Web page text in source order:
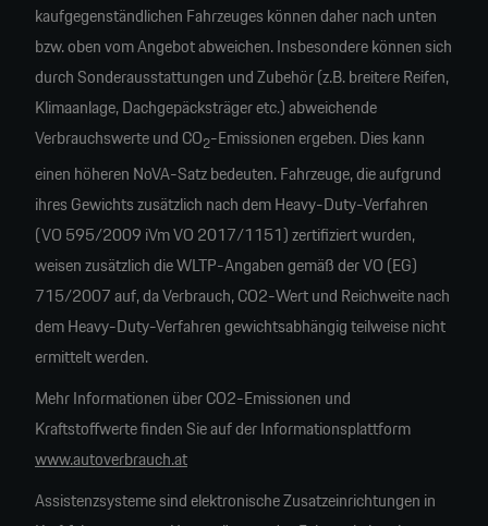
kaufgegenständlichen Fahrzeuges können daher nach unten
bzw. oben vom Angebot abweichen. Insbesondere können sich
durch Sonderausstattungen und Zubehör (z.B. breitere Reifen,
Klimaanlage, Dachgepäcksträger etc.) abweichende
Verbrauchswerte und CO2-Emissionen ergeben. Dies kann
einen höheren NoVA-Satz bedeuten. Fahrzeuge, die aufgrund
ihres Gewichts zusätzlich nach dem Heavy-Duty-Verfahren
(VO 595/2009 iVm VO 2017/1151) zertifiziert wurden,
weisen zusätzlich die WLTP-Angaben gemäß der VO (EG)
715/2007 auf, da Verbrauch, CO2-Wert und Reichweite nach
dem Heavy-Duty-Verfahren gewichtsabhängig teilweise nicht
ermittelt werden.
Mehr Informationen über CO2-Emissionen und
Kraftstoffwerte finden Sie auf der Informationsplattform
www.autoverbrauch.at
Assistenzsysteme sind elektronische Zusatzeinrichtungen in